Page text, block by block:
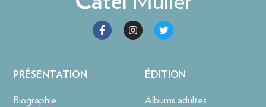
PRÉSENTATION
Biographie
ÉDITION
Albums adultes